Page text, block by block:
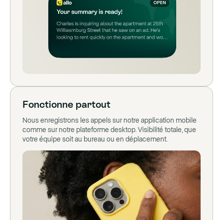
Fonctionne partout
Nous enregistrons les appels sur notre application mobile
comme sur notre plateforme desktop. Visibilité totale, que
votre équipe soit au bureau ou en déplacement.